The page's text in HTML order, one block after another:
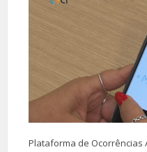
Plataforma de Ocorrências